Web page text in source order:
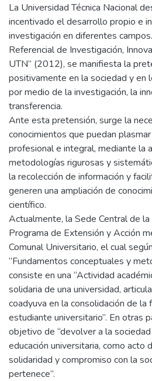
La Universidad Técnica Nacional
incentivado el desarrollo propio e
investigación en diferentes
Referencial de Investigación,
UTN” (2012), se manifiesta la
positivamente en la sociedad y en
por medio de la investigación, la
transferencia.
Ante esta pretensión, surge la
conocimientos que puedan
profesional e integral, mediante la
metodologías rigurosas y
la recolección de información y
generen una ampliación de
científico.
Actualmente, la Sede Central de
Programa de Extensión y Acción
Comunal Universitario, el cual
“Fundamentos conceptuales y
consiste en una “Actividad
solidaria de una universidad,
coadyuva en la consolidación de
estudiante universitario”. En otras
objetivo de “devolver a la
educación universitaria, como acto
solidaridad y compromiso con la
pertenece”.